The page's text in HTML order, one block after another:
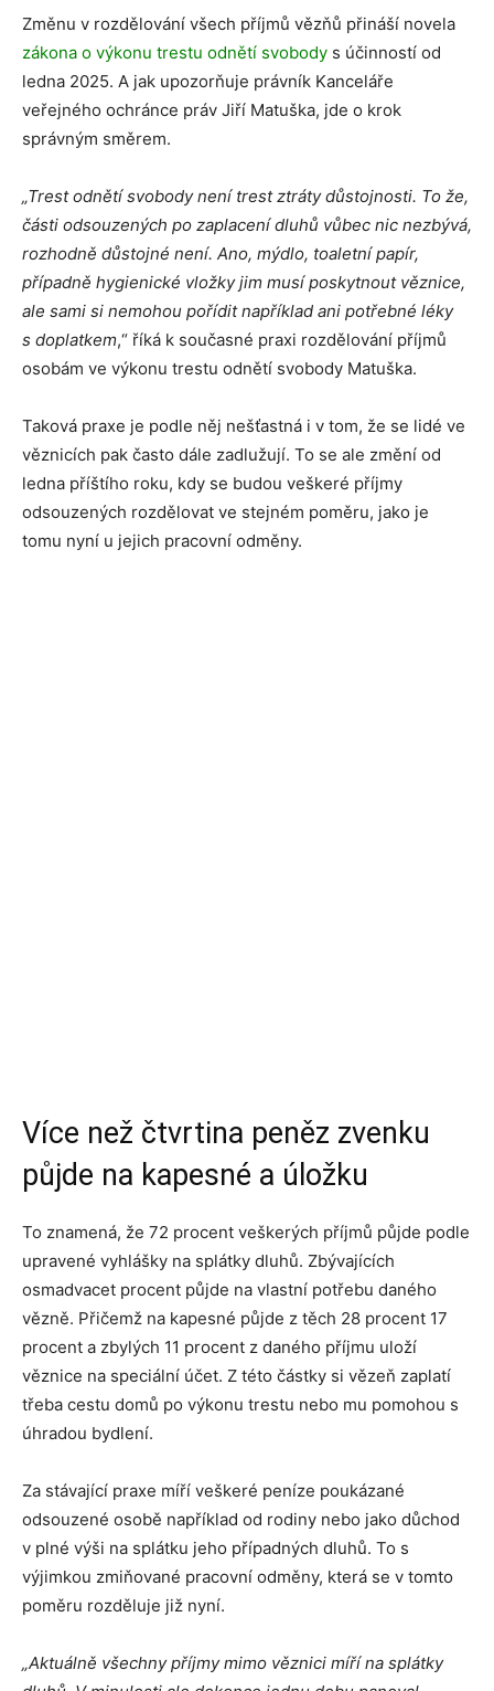
Změnu v rozdělování všech příjmů vězňů přináší novela
zákona o výkonu trestu odnětí svobody s účinností od
ledna 2025. A jak upozorňuje právník Kanceláře
veřejného ochránce práv Jiří Matuška, jde o krok
správným směrem.
„Trest odnětí svobody není trest ztráty důstojnosti. To že,
části odsouzených po zaplacení dluhů vůbec nic nezbývá,
rozhodně důstojné není. Ano, mýdlo, toaletní papír,
případně hygienické vložky jim musí poskytnout věznice,
ale sami si nemohou pořídit například ani potřebné léky
s doplatkem,“ říká k současné praxi rozdělování příjmů
osobám ve výkonu trestu odnětí svobody Matuška.
Taková praxe je podle něj nešťastná i v tom, že se lidé ve
věznicích pak často dále zadlužují. To se ale změní od
ledna příštího roku, kdy se budou veškeré příjmy
odsouzených rozdělovat ve stejném poměru, jako je
tomu nyní u jejich pracovní odměny.
Více než čtvrtina peněz zvenku
půjde na kapesné a úložku
To znamená, že 72 procent veškerých příjmů půjde podle
upravené vyhlášky na splátky dluhů. Zbývajících
osmadvacet procent půjde na vlastní potřebu daného
vězně. Přičemž na kapesné půjde z těch 28 procent 17
procent a zbylých 11 procent z daného příjmu uloží
věznice na speciální účet. Z této částky si vězeň zaplatí
třeba cestu domů po výkonu trestu nebo mu pomohou s
úhradou bydlení.
Za stávající praxe míří veškeré peníze poukázané
odsouzené osobě například od rodiny nebo jako důchod
v plné výši na splátku jeho případných dluhů. To s
výjimkou zmiňované pracovní odměny, která se v tomto
poměru rozděluje již nyní.
„Aktuálně všechny příjmy mimo věznici míří na splátky